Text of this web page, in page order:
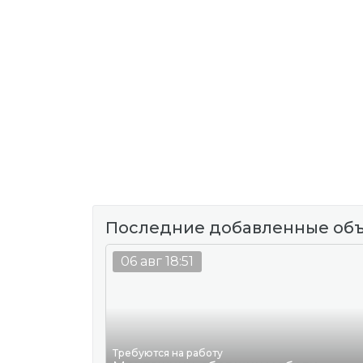
Последние добавленные
Требуются на работу
06 авг 18:51